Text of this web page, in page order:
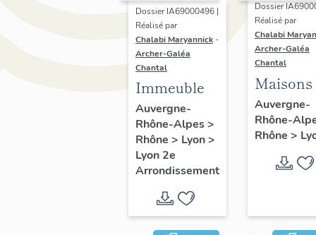
Dossier IA69000496 |
Réalisé par
Chalabi Maryannick -
Archer-Galéa
Chantal
Immeuble
Auvergne-
Rhône-Alpes>
Rhône > Lyon>
Lyon 2e
Arrondissement
Dossier
Réalisé par
Chalabi
Archer-Galéa
Chantal
Maisons
Auvergne-
Rhône-
Rhône >